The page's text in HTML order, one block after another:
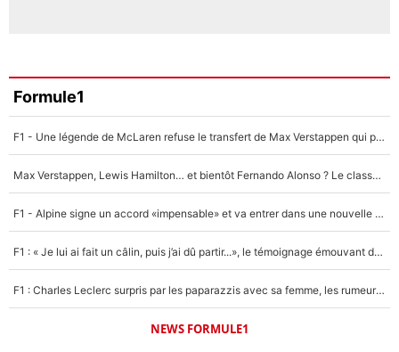
Formule1
F1 - Une légende de McLaren refuse le transfert de Max Verstappen qui pourrait «faire des vagues» et plomber l'ambiance dans l'équipe
Max Verstappen, Lewis Hamilton… et bientôt Fernando Alonso ? Le classement des pilotes les mieux payés en Formule 1 risque de changer !
F1 - Alpine signe un accord «impensable» et va entrer dans une nouvelle dimension : Grande nouvelle pour Pierre Gasly !
F1 : « Je lui ai fait un câlin, puis j’ai dû partir...», le témoignage émouvant de Max Verstappen sur sa fille
F1 : Charles Leclerc surpris par les paparazzis avec sa femme, les rumeurs étaient vraies !
NEWS FORMULE1